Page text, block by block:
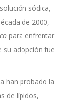
sódica,
de 2000,
para enfrentar
su adopción fue
han probado la
de lípidos,